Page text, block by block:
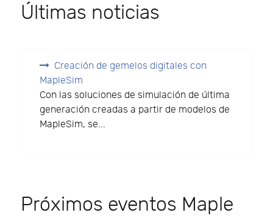
Últimas noticias
Creación de gemelos digitales con
MapleSim
Con las soluciones de simulación de última
generación creadas a partir de modelos de
MapleSim, se...
Próximos eventos Maple